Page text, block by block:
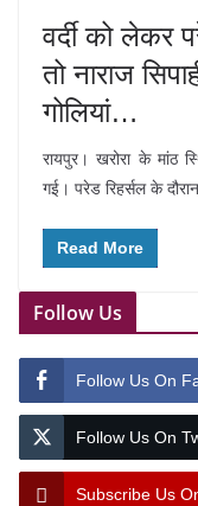
वर्दी को लेकर
तो नाराज
गोलियां…
रायपुर। खरोरा के मांठ
गई। परेड रिहर्सल के
Read More
Follow Us
Follow Us On
Follow Us On
Subscribe Us